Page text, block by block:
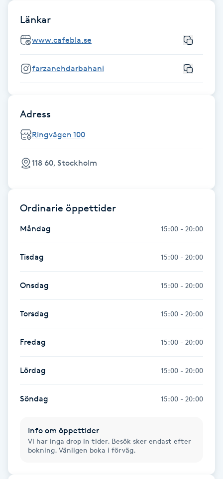
Fotvård
Fransar
Fransborttagning
Fransförlängning
Fransförlängning Volym
Fransk manikyr
Fransrengöring
Frekvensterapi
Friskvård
Friskvårdsmassage
Frisör
Funktionsanalys
Färgning
Föning
G
Länkar
www.cafebla.se
farzanehdarbahani
Adress
Ringvägen 100
118 60, Stockholm
Ordinarie öppettider
Måndag 15:00 - 20:00
Tisdag 15:00 - 20:00
Onsdag 15:00 - 20:00
Torsdag 15:00 - 20:00
Fredag 15:00 - 20:00
Lördag 15:00 - 20:00
Söndag 15:00 - 20:00
Info om öppettider
Vi har inga drop in tider. Besök sker endast efter
bokning. Vänligen boka i förväg.